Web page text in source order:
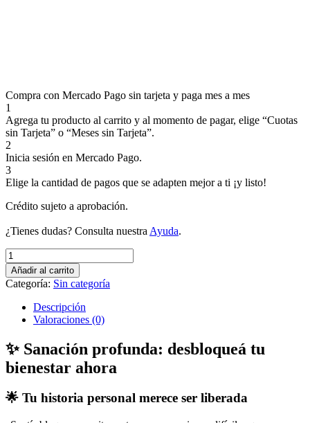
Compra con Mercado Pago sin tarjeta y paga mes a mes
1
Agrega tu producto al carrito y al momento de pagar, elige “Cuotas
sin Tarjeta” o “Meses sin Tarjeta”.
2
Inicia sesión en Mercado Pago.
3
Elige la cantidad de pagos que se adapten mejor a ti ¡y listo!
Crédito sujeto a aprobación.
¿Tienes dudas? Consulta nuestra Ayuda.
Sanación
profunda:
desbloqueá
tu
bienestar
ahora
cantidad
Añadir al carrito
Categoría: Sin categoría
Descripción
Valoraciones (0)
✨ Sanación profunda: desbloqueá tu
bienestar ahora
🌟 Tu historia personal merece ser liberada